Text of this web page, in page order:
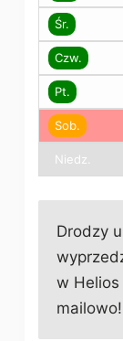
Śr.
Czw.
Pt.
Sob.
Niedz.
Drodzy
w Helios
mailowo!